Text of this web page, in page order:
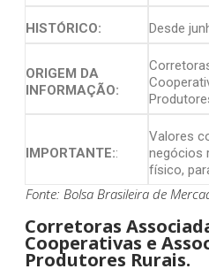
HISTÓRICO: Desde
ORIGEM DA
INFORMAÇÃO:
IMPORTANTE::
Valores
negócios
físico,
Fonte: Bolsa Brasileira de
Corretoras
Cooperativas e
Produtores Rurais.